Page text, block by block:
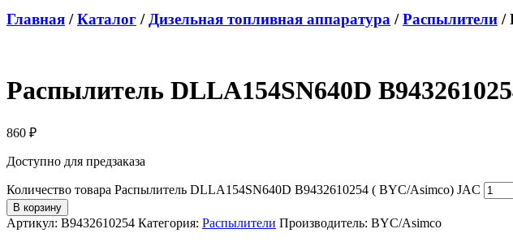
Главная /Каталог / Дизельная топливная аппаратура /Распылители /
Распылитель DLLA154SN640D
860 ₽
Доступно для предзаказа
Количество товара Распылитель DLLA154SN640D B9432610254 ( BYC/Asimco) JAC
В корзину
Артикул: B9432610254 Категория: Распылители Производитель: BYC/Asimco